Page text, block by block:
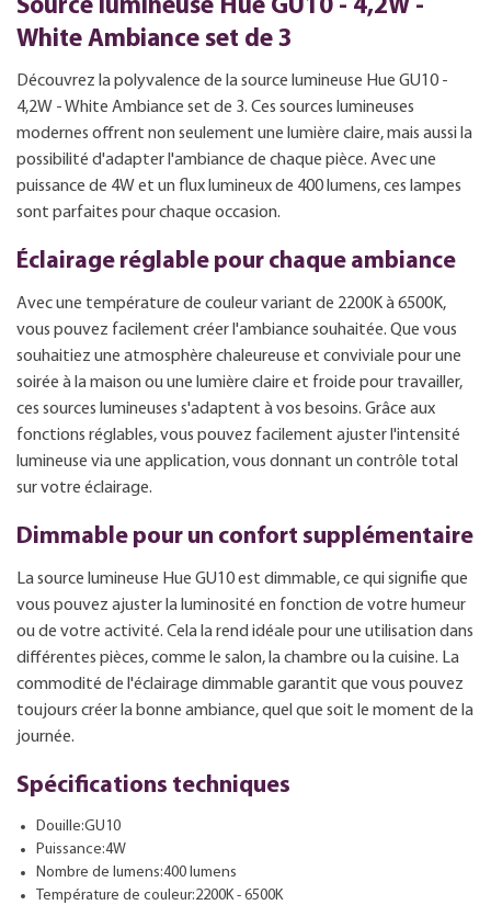
Source lumineuse Hue GU10 - 4,2W -
White Ambiance set de 3
Découvrez la polyvalence de la source lumineuse Hue GU10 -
4,2W - White Ambiance set de 3. Ces sources lumineuses
modernes offrent non seulement une lumière claire, mais aussi la
possibilité d'adapter l'ambiance de chaque pièce. Avec une
puissance de 4W et un flux lumineux de 400 lumens, ces lampes
sont parfaites pour chaque occasion.
Éclairage réglable pour chaque ambiance
Avec une température de couleur variant de 2200K à 6500K,
vous pouvez facilement créer l'ambiance souhaitée. Que vous
souhaitiez une atmosphère chaleureuse et conviviale pour une
soirée à la maison ou une lumière claire et froide pour travailler,
ces sources lumineuses s'adaptent à vos besoins. Grâce aux
fonctions réglables, vous pouvez facilement ajuster l'intensité
lumineuse via une application, vous donnant un contrôle total
sur votre éclairage.
Dimmable pour un confort supplémentaire
La source lumineuse Hue GU10 est dimmable, ce qui signifie que
vous pouvez ajuster la luminosité en fonction de votre humeur
ou de votre activité. Cela la rend idéale pour une utilisation dans
différentes pièces, comme le salon, la chambre ou la cuisine. La
commodité de l'éclairage dimmable garantit que vous pouvez
toujours créer la bonne ambiance, quel que soit le moment de la
journée.
Spécifications techniques
Douille:GU10
Puissance:4W
Nombre de lumens:400 lumens
Température de couleur:2200K - 6500K